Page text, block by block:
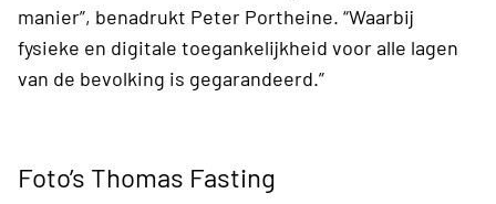
manier”, benadrukt Peter Portheine. “Waarbij
fysieke en digitale toegankelijkheid voor alle lagen
van de bevolking is gegarandeerd.”
Foto’s Thomas Fasting